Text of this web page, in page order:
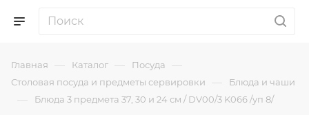
Главная — Каталог — Посуда —
Столовая посуда и предметы сервировки — Блюда и чаши
— Блюда 3 предмета 37, 30 и 24 см / DV00/3 K066 /уп 8/